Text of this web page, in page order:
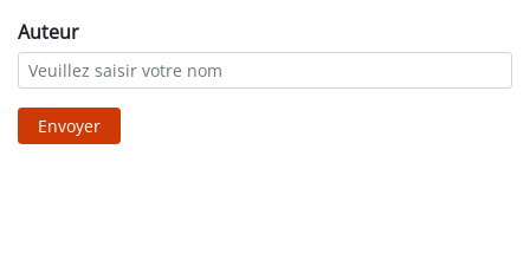
Auteur
Envoyer